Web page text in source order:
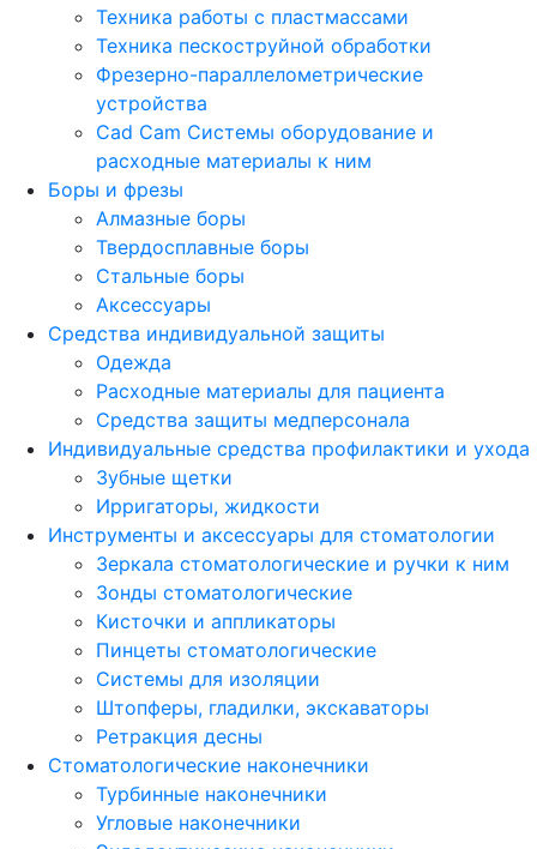
Техника работы с пластмассами
Техника пескоструйной обработки
Фрезерно-параллелометрические
устройства
Cad Cam Системы оборудование и
расходные материалы к ним
Боры и фрезы
Алмазные боры
Твердосплавные боры
Стальные боры
Аксессуары
Средства индивидуальной защиты
Одежда
Расходные материалы для пациента
Средства защиты медперсонала
Индивидуальные средства профилактики и ухода
Зубные щетки
Ирригаторы, жидкости
Инструменты и аксессуары для стоматологии
Зеркала стоматологические и ручки к ним
Зонды стоматологические
Кисточки и аппликаторы
Пинцеты стоматологические
Системы для изоляции
Штопферы, гладилки, экскаваторы
Ретракция десны
Стоматологические наконечники
Турбинные наконечники
Угловые наконечники